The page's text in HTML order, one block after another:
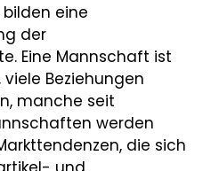
eine
der
Eine Mannschaft ist
Beziehungen
manche seit
werden
die sich